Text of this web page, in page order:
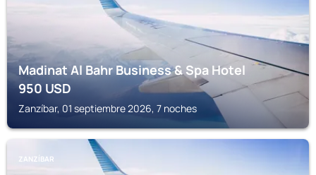
Madinat Al Bahr Business & Spa Hotel
950USD
Zanzíbar, 01 septiembre 2026, 7 noches
ZANZÍBAR